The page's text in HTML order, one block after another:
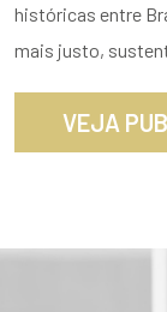
históricas entre
mais justo,
VEJA